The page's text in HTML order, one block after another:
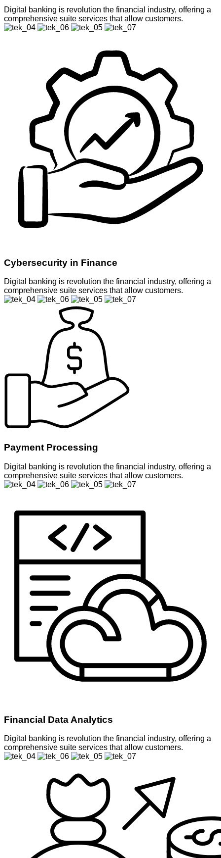
Digital banking is revolution the financial industry, offering a
comprehensive suite services that allow customers.
Cybersecurity in Finance
Digital banking is revolution the financial industry, offering a
comprehensive suite services that allow customers.
Payment Processing
Digital banking is revolution the financial industry, offering a
comprehensive suite services that allow customers.
Financial Data Analytics
Digital banking is revolution the financial industry, offering a
comprehensive suite services that allow customers.